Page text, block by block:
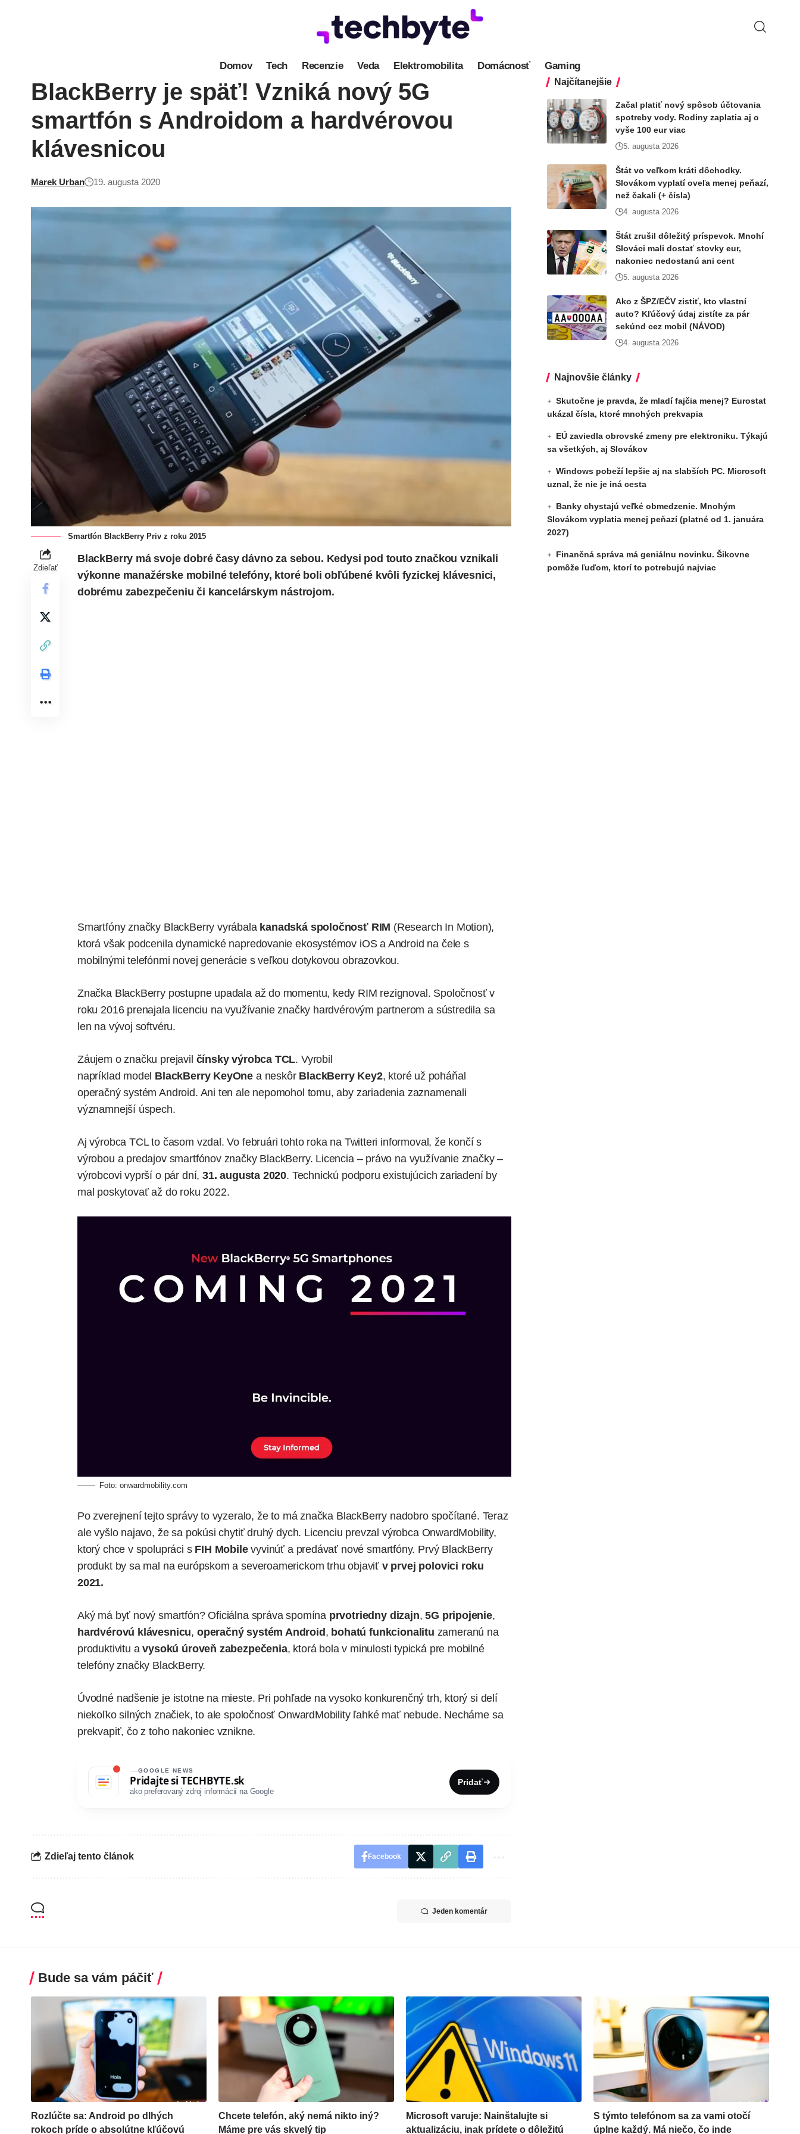
Domov Tech Recenzie Veda Elektromobilita Domácnosť Gaming
BlackBerry je späť! Vzniká nový 5G
smartfón s Androidom a hardvérovou
klávesnicou
Marek Urban 19. augusta 2020
Smartfón BlackBerry Priv z roku 2015
Zdieľať
BlackBerry má svoje dobré časy dávno za sebou. Kedysi pod touto značkou vznikali
výkonne manažérske mobilné telefóny, ktoré boli obľúbené kvôli fyzickej klávesnici,
dobrému zabezpečeniu či kancelárskym nástrojom.
Smartfóny značky BlackBerry vyrábala kanadská spoločnosť RIM (Research In Motion),
ktorá však podcenila dynamické napredovanie ekosystémov iOS a Android na čele s
mobilnými telefónmi novej generácie s veľkou dotykovou obrazovkou.
Značka BlackBerry postupne upadala až do momentu, kedy RIM rezignoval. Spoločnosť v
roku 2016 prenajala licenciu na využívanie značky hardvérovým partnerom a sústredila sa
len na vývoj softvéru.
Záujem o značku prejavil čínsky výrobca TCL. Vyrobil
napríklad model BlackBerry KeyOne a neskôr BlackBerry Key2, ktoré už poháňal
operačný systém Android. Ani ten ale nepomohol tomu, aby zariadenia zaznamenali
významnejší úspech.
Aj výrobca TCL to časom vzdal. Vo februári tohto roka na Twitteri informoval, že končí s
výrobou a predajov smartfónov značky BlackBerry. Licencia – právo na využívanie značky –
výrobcovi vyprší o pár dní, 31. augusta 2020. Technickú podporu existujúcich zariadení by
mal poskytovať až do roku 2022.
Foto: onwardmobility.com
Po zverejnení tejto správy to vyzeralo, že to má značka BlackBerry nadobro spočítané. Teraz
ale vyšlo najavo, že sa pokúsi chytiť druhý dych. Licenciu prevzal výrobca OnwardMobility,
ktorý chce v spolupráci sFIH Mobilevyvinúť a predávať nové smartfóny. Prvý BlackBerry
produkt by sa mal na európskom a severoamerickom trhu objaviť v prvej polovici roku
2021.
Aký má byť nový smartfón? Oficiálna správa spomína prvotriedny dizajn,5G pripojenie,
hardvérovú klávesnicu, operačný systém Android, bohatú funkcionalitu zameranú na
produktivitu avysokú úroveň zabezpečenia, ktorá bola v minulosti typická pre mobilné
telefóny značky BlackBerry.
Úvodné nadšenie je istotne na mieste. Pri pohľade na vysoko konkurenčný trh, ktorý si delí
niekoľko silných značiek, to ale spoločnosť OnwardMobility ľahké mať nebude. Necháme sa
prekvapiť, čo z toho nakoniec vznikne.
GOOGLE NEWS
Pridajte si TECHBYTE.sk
ako preferovaný zdroj informácií na Google
Pridať
Zdieľaj tento článok Facebook
Jeden komentár
Najčítanejšie
Začal platiť nový spôsob účtovania
spotreby vody. Rodiny zaplatia aj o
vyše 100 eur viac
5. augusta 2026
Štát vo veľkom kráti dôchodky.
Slovákom vyplatí oveľa menej peňazí,
než čakali (+ čísla)
4. augusta 2026
Štát zrušil dôležitý príspevok. Mnohí
Slováci mali dostať stovky eur,
nakoniec nedostanú ani cent
5. augusta 2026
Ako z ŠPZ/EČV zistiť, kto vlastní
auto? Kľúčový údaj zistíte za pár
sekúnd cez mobil (NÁVOD)
4. augusta 2026
Najnovšie články
Skutočne je pravda, že mladí fajčia menej? Eurostat
ukázal čísla, ktoré mnohých prekvapia
EÚ zaviedla obrovské zmeny pre elektroniku. Týkajú
sa všetkých, aj Slovákov
Windows pobeží lepšie aj na slabších PC. Microsoft
uznal, že nie je iná cesta
Banky chystajú veľké obmedzenie. Mnohým
Slovákom vyplatia menej peňazí (platné od 1. januára
2027)
Finančná správa má geniálnu novinku. Šikovne
pomôže ľuďom, ktorí to potrebujú najviac
Bude sa vám páčiť
Rozlúčte sa: Android po dlhých
rokoch príde o absolútne kľúčovú
Chcete telefón, aký nemá nikto iný?
Máme pre vás skvelý tip
Microsoft varuje: Nainštalujte si
aktualizáciu, inak prídete o dôležitú
S týmto telefónom sa za vami otočí
úplne každý. Má niečo, čo inde